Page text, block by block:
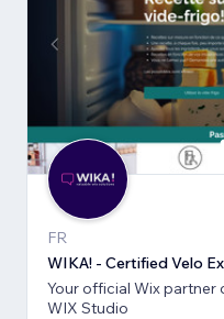
FR
WIKA! - Certified Velo
Your official Wix partner
WIX Studio